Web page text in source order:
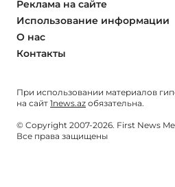
Реклама на сайте
Использование информации
О нас
Контакты
При использовании материалов
на сайт 1news.az обязательна.
© Copyright 2007-2026. First News
Все права защищены